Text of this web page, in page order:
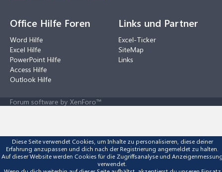
Office Hilfe Foren
Word Hilfe
Excel Hilfe
PowerPoint Hilfe
Access Hilfe
Outlook Hilfe
Links und Partner
Excel-Ticker
SiteMap
Links
Forum software by XenForo™
Diese Seite verwendet Cookies, um Inhalte zu personalisieren, diese deiner
Erfahrung anzupassen und dich nach der Registrierung angemeldet zu halten.
Auf dieser Website werden Cookies für die Zugriffsanalyse und
verwendet.